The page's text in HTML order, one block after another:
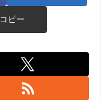
コピー